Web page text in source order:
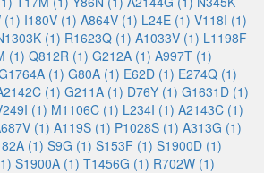
(1) I180V (1) A864V (1) L24E (1) V118I (1)
(1) R1623Q (1) A1033V (1) L1198F
(1) Q812R (1) G212A (1) A997T (1)
(1) G80A (1) E62D (1) E274Q (1)
(1) G211A (1) D76Y (1) G1631D (1)
(1) M1106C (1) L234I (1) A2143C (1)
(1) A119S (1) P1028S (1) A313G (1)
(1) S9G (1) S153F (1) S1900D (1)
S1900A (1) T1456G (1) R702W (1)